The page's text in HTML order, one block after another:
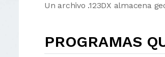
Un archivo .123DX almacena
PROGRAMAS